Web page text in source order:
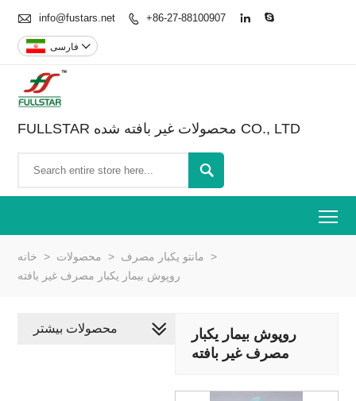
 info@fustars.net  +86-27-88100907  
فارسی 
FULLSTAR محصولات غیر بافته شده CO., LTD

خانه > محصولات > مانتو یکبار مصرف >
روپوش بیمار یکبار مصرف غیر بافته
روپوش بیمار یکبار
مصرف غیر بافته
محصولات بیشتر